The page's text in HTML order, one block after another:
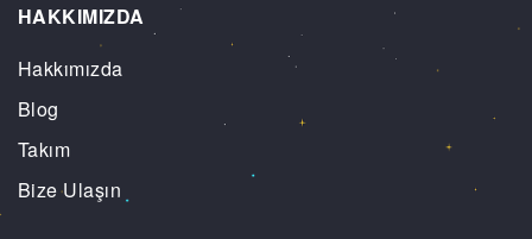
HAKKIMIZDA
Hakkımızda
Blog
Takım
Bize Ulaşın